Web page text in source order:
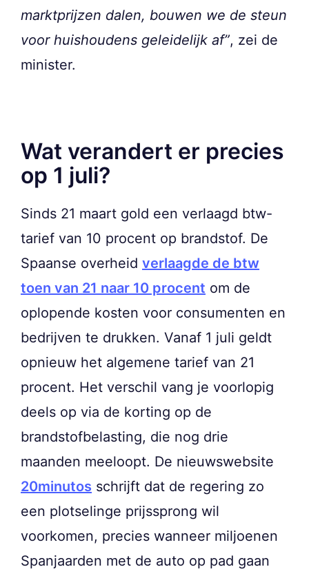
marktprijzen dalen, bouwen we de steun
voor huishoudens geleidelijk af”, zei de
minister.
Wat verandert er precies
op 1 juli?
Sinds 21 maart gold een verlaagd btw-
tarief van 10 procent op brandstof. De
Spaanse overheid verlaagde de btw
toen van 21 naar 10 procent om de
oplopende kosten voor consumenten en
bedrijven te drukken. Vanaf 1 juli geldt
opnieuw het algemene tarief van 21
procent. Het verschil vang je voorlopig
deels op via de korting op de
brandstofbelasting, die nog drie
maanden meeloopt. De nieuwswebsite
20minutos schrijft dat de regering zo
een plotselinge prijssprong wil
voorkomen, precies wanneer miljoenen
Spanjaarden met de auto op pad gaan